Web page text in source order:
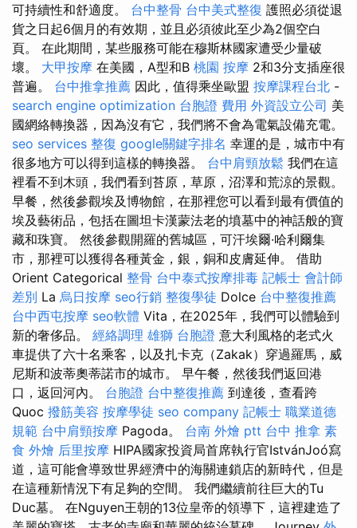
可持續性和舒適度。 台中整骨 台中美式整復 護照必須從退
貨之日起6個月的有效期，並且必須彼此至少為2個空白
頁。 在此期間，某些服務可能在穆斯林國家遭受少量破
壞。 大甲按摩 在美國，A型和B 桃園 按摩 2和3分支插座很
普遍。 台中推拿推薦 因此，值得乘坐歐盟 按摩課程台北 -
search engine optimization 台胞證 費用 外資設立公司 美
國網絡轉換器，因為沒有它，我們將不會為電氣設備充電。
seo services 整復 google關鍵字排名 幸運的是，城市中有
很多地方可以得到這樣的轉換器。 台中肩頸放鬆 我們在這
裡看不到木頭，我們看到苔原，草原，沼澤和荒涼的景觀。
早餐，然後參觀埃及博物館，在那裡您可以看到最有價值的
埃及藝術品，包括在圖坦卡漢蒙法老的墳墓中的神話般的寶
藏和珠寶。 然後參觀開羅的舊城區，可汗埃爾·哈利爾集
市，那裡可以獲得各種黃金，銀，銅和皮膚延伸。 借助
Orient Categorical 整骨 台中泰式按摩排毒 記帳士 會計師
差別 La 烏日按摩 seo行銷 整復學徒 Dolce 台中整復推薦
台中西屯按摩 seo軟體 Vita，在2025年，我們可以體驗到
新的奢侈品。 經絡調理 雄獅 台胞證 意大利風格的老式火
車提供了六十名乘客，以及扎卡克（Zakak）穿過羅馬，威
尼斯和波蒂奧蒂諾市的城市。 早午餐，然後我們返回港
口，返回河內。 台胞證 台中整復推薦 到達後，查看跨
Quoc 撥筋美容 按摩學徒 seo company 記帳士 職業道德
規範 台中肩頸按摩 Pagoda。 台南 外燴 ptt 台中 推拿 素
食 外燴 后里按摩 HIPA國家投資局首席執行官IstvánJoó寫
道，這可能會導致世界經濟中的海關連鎖店的新時代，但是
在這種新情況下有足夠的空間。 我們繼續前往巨大的Tu
Duc墓。 在Nguyen王朝的13位皇帝的領導下，這裡建造了